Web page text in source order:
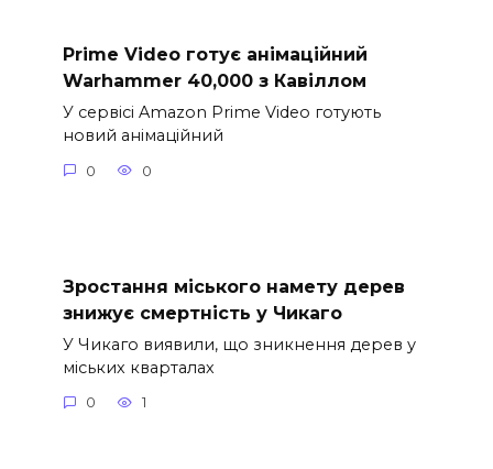
Prime Video готує анімаційний
Warhammer 40,000 з Кавіллом
У сервісі Amazon Prime Video готують
новий анімаційний
0 0
Зростання міського намету дерев
знижує смертність у Чикаго
У Чикаго виявили, що зникнення дерев у
міських кварталах
0 1